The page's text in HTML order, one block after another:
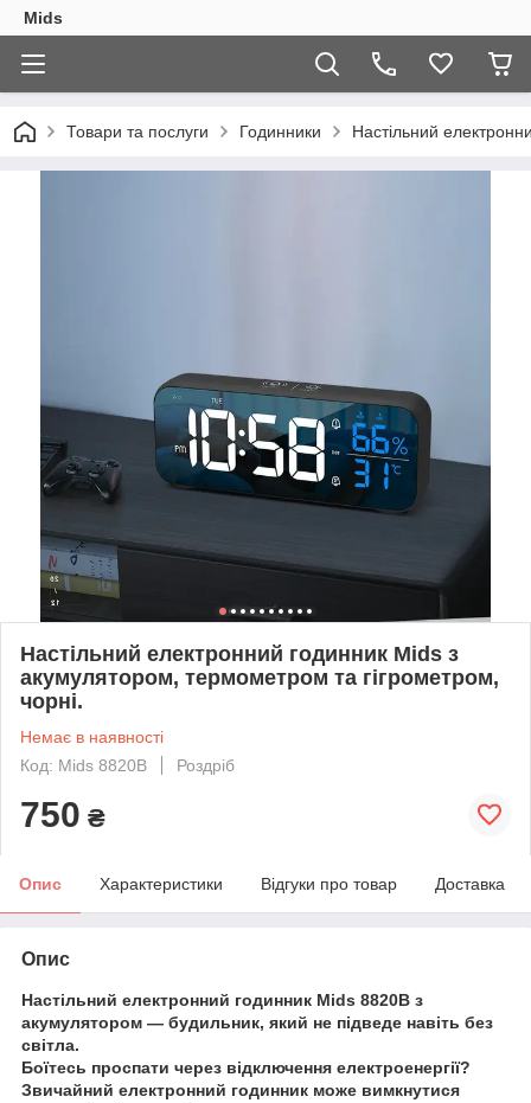
Mids
Товари та послуги Годинники Настільний
Настільний електронний годинник Mids з
акумулятором, термометром та гігрометром,
чорні.
Немає в наявності
Код: Mids 8820B
Роздріб
750 ₴
Опис Характеристики Відгуки про товар Доставка
Опис
Настільний електронний годинник Mids 8820B з
акумулятором — будильник, який не підведе навіть без
світла.
Боїтесь проспати через відключення електроенергії?
Звичайний електронний годинник може вимкнутися